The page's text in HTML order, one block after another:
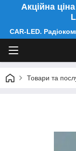
Акційна
CAR-LED.
Товари та